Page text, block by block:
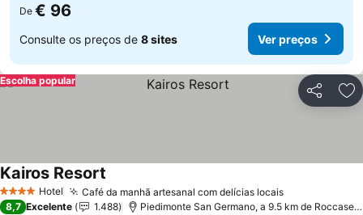
De € 96
Consulte os preços de 8 sites Ver preços
Partilhar
Escolha popular
4 EstrelasHotel Café da manhã artesanal com delícias locaisVer preços
Kairos Resort
8,7 Excelente 1.488 Piedimonte San Germano, a 9.5 km de